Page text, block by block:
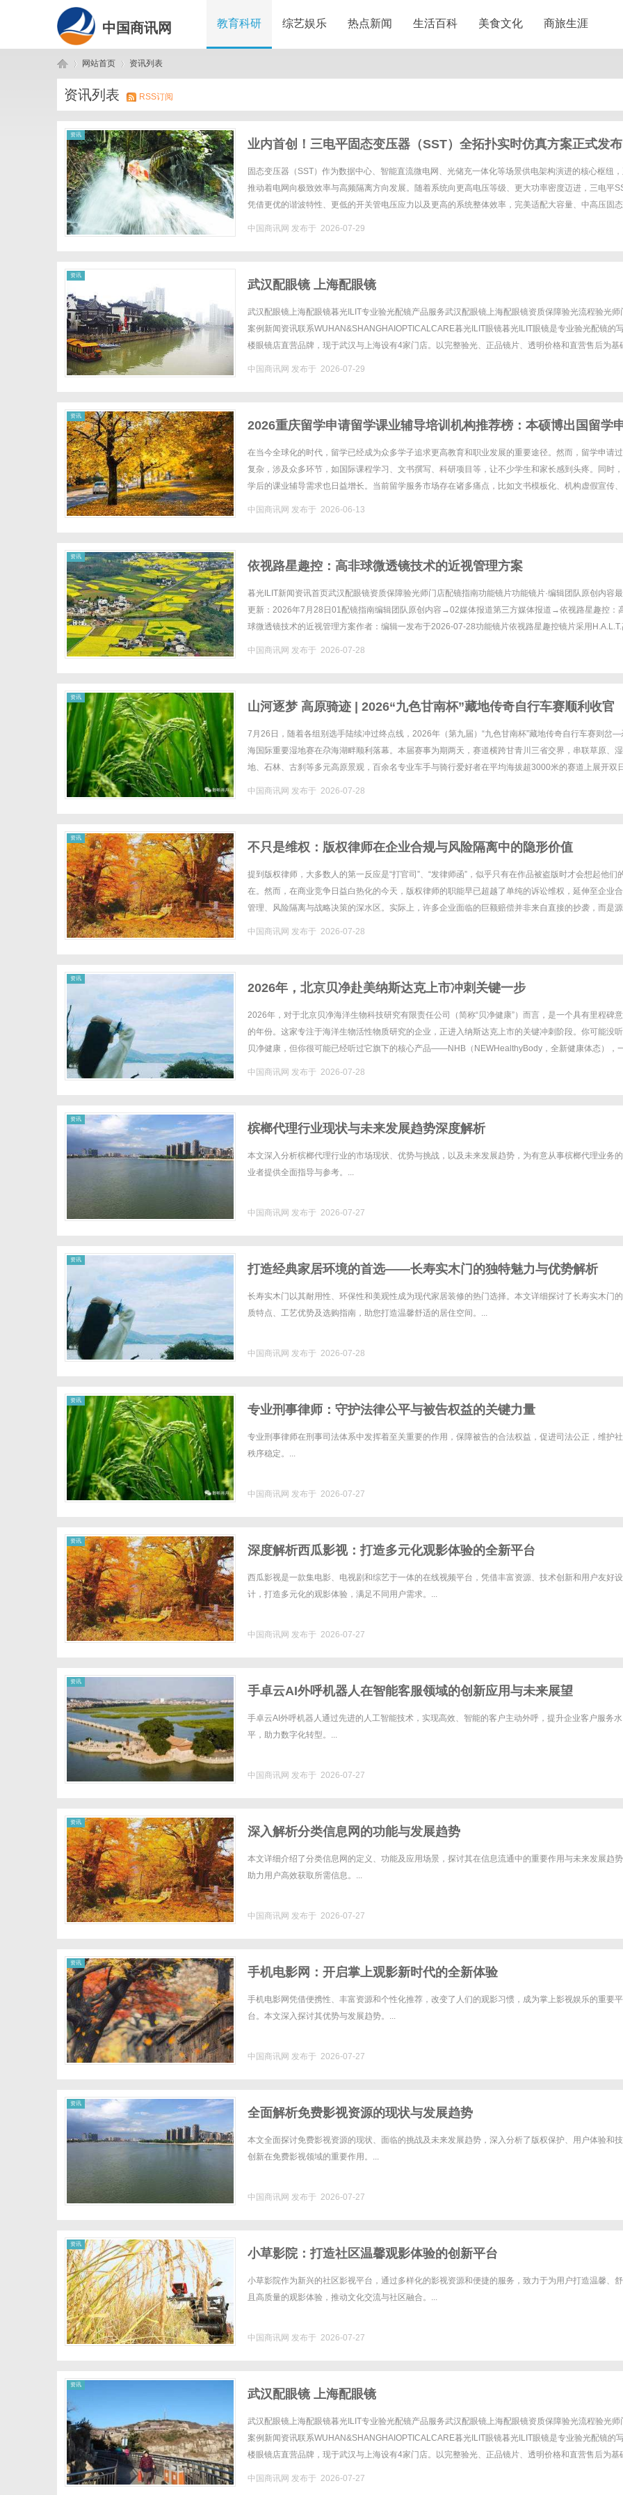
中国商讯网 教育科研 综艺娱乐 热点新闻 生活百科 美食文化 商旅生涯
中 ›
网站首页
›
资讯列表
资讯列表 RSS订阅
资讯
业内首创！三电平固态变压器（SST）全拓扑实时仿真方案正式发布
固态变压器（SST）作为数据中心、智能直流微电网、光储充一体化等场景供电架构演进的核心枢纽
推动着电网向极致效率与高频隔离方向发展。随着系统向更高电压等级、更大功率密度迈进，三电平
凭借更优的谐波特性、更低的开关管电压应力以及更高的系统整体效率，完美适配大容量、中高压固
中国商讯网 发布于 2026-07-29
资讯
武汉配眼镜 上海配眼镜
武汉配眼镜上海配眼镜暮光ILIT专业验光配镜产品服务武汉配眼镜上海配眼镜资质保障验光流程验光师
案例新闻资讯联系WUHAN&SHANGHAIOPTICALCARE暮光ILIT眼镜暮光ILIT眼镜是专业验光配镜的
楼眼镜店直营品牌，现于武汉与上海设有4家门店。以完整验光、正品镜片、透明价格和直营售后为基
中国商讯网 发布于 2026-07-29
资讯
2026重庆留学申请留学课业辅导培训机构推荐榜：本硕博出国留学
请全方位助力质之选
在当今全球化的时代，留学已经成为众多学子追求更高教育和职业发展的重要途径。然而，留学申请
复杂，涉及众多环节，如国际课程学习、文书撰写、科研项目等，让不少学生和家长感到头疼。同时
学后的课业辅导需求也日益增长。当前留学服务市场存在诸多痛点，比如文书模板化、机构虚假宣传
中国商讯网 发布于 2026-06-13
资讯
依视路星趣控：高非球微透镜技术的近视管理方案
暮光ILIT新闻资讯首页武汉配眼镜资质保障验光师门店配镜指南功能镜片功能镜片·编辑团队原创内容
更新：2026年7月28日01配镜指南编辑团队原创内容→02媒体报道第三方媒体报道→依视路星趣控：
球微透镜技术的近视管理方案作者：编辑一发布于2026-07-28功能镜片依视路星趣控镜片采用
中国商讯网 发布于 2026-07-28
资讯
山河逐梦 高原骑迹 | 2026“九色甘南杯”藏地传奇自行车赛顺利收官
7月26日，随着各组别选手陆续冲过终点线，2026年（第九届）“九色甘南杯”藏地传奇自行车赛则岔—
海国际重要湿地赛在尕海湖畔顺利落幕。本届赛事为期两天，赛道横跨甘青川三省交界，串联草原、湿
地、石林、古刹等多元高原景观，百余名专业车手与骑行爱好者在平均海拔超3000米的赛道上展开双
中国商讯网 发布于 2026-07-28
资讯
不只是维权：版权律师在企业合规与风险隔离中的隐形价值
提到版权律师，大多数人的第一反应是“打官司”、“发律师函”，似乎只有在作品被盗版时才会想起他们
在。然而，在商业竞争日益白热化的今天，版权律师的职能早已超越了单纯的诉讼维权，延伸至企业
管理、风险隔离与战略决策的深水区。实际上，许多企业面临的巨额赔偿并非来自直接的抄袭，而是
中国商讯网 发布于 2026-07-28
资讯
2026年，北京贝净赴美纳斯达克上市冲刺关键一步
2026年，对于北京贝净海洋生物科技研究有限责任公司（简称“贝净健康”）而言，是一个具有里程碑
的年份。这家专注于海洋生物活性物质研究的企业，正进入纳斯达克上市的关键冲刺阶段。你可能没
贝净健康，但你很可能已经听过它旗下的核心产品——NHB（NEWHealthyBody，全新健康体态），
中国商讯网 发布于 2026-07-28
资讯
槟榔代理行业现状与未来发展趋势深度解析
本文深入分析槟榔代理行业的市场现状、优势与挑战，以及未来发展趋势，为有意从事槟榔代理业务
业者提供全面指导与参考。...
中国商讯网 发布于 2026-07-27
资讯
打造经典家居环境的首选——长寿实木门的独特魅力与优势解析
长寿实木门以其耐用性、环保性和美观性成为现代家居装修的热门选择。本文详细探讨了长寿实木门
质特点、工艺优势及选购指南，助您打造温馨舒适的居住空间。...
中国商讯网 发布于 2026-07-28
资讯
专业刑事律师：守护法律公平与被告权益的关键力量
专业刑事律师在刑事司法体系中发挥着至关重要的作用，保障被告的合法权益，促进司法公正，维护
秩序稳定。...
中国商讯网 发布于 2026-07-27
资讯
深度解析西瓜影视：打造多元化观影体验的全新平台
西瓜影视是一款集电影、电视剧和综艺于一体的在线视频平台，凭借丰富资源、技术创新和用户友好设
计，打造多元化的观影体验，满足不同用户需求。...
中国商讯网 发布于 2026-07-27
资讯
手卓云AI外呼机器人在智能客服领域的创新应用与未来展望
手卓云AI外呼机器人通过先进的人工智能技术，实现高效、智能的客户主动外呼，提升企业客户服务水
平，助力数字化转型。...
中国商讯网 发布于 2026-07-27
资讯
深入解析分类信息网的功能与发展趋势
本文详细介绍了分类信息网的定义、功能及应用场景，探讨其在信息流通中的重要作用与未来发展趋
助力用户高效获取所需信息。...
中国商讯网 发布于 2026-07-27
资讯
手机电影网：开启掌上观影新时代的全新体验
手机电影网凭借便携性、丰富资源和个性化推荐，改变了人们的观影习惯，成为掌上影视娱乐的重要平
台。本文深入探讨其优势与发展趋势。...
中国商讯网 发布于 2026-07-27
资讯
全面解析免费影视资源的现状与发展趋势
本文全面探讨免费影视资源的现状、面临的挑战及未来发展趋势，深入分析了版权保护、用户体验和
创新在免费影视领域的重要作用。...
中国商讯网 发布于 2026-07-27
资讯
小草影院：打造社区温馨观影体验的创新平台
小草影院作为新兴的社区影视平台，通过多样化的影视资源和便捷的服务，致力于为用户打造温馨、
且高质量的观影体验，推动文化交流与社区融合。...
中国商讯网 发布于 2026-07-27
资讯
武汉配眼镜 上海配眼镜
武汉配眼镜上海配眼镜暮光ILIT专业验光配镜产品服务武汉配眼镜上海配眼镜资质保障验光流程验光师
案例新闻资讯联系WUHAN&SHANGHAIOPTICALCARE暮光ILIT眼镜暮光ILIT眼镜是专业验光配镜的
楼眼镜店直营品牌，现于武汉与上海设有4家门店。以完整验光、正品镜片、透明价格和直营售后为基
中国商讯网 发布于 2026-07-27